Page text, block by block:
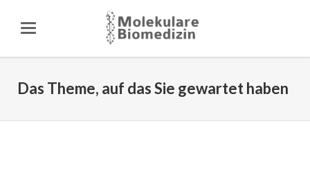
Das Theme, auf das Sie gewartet haben